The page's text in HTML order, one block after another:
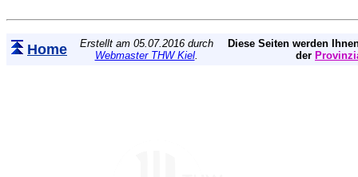
Home
Erstellt am 05.07.2016 durch
Webmaster THW Kiel.
Diese Seiten werden
der